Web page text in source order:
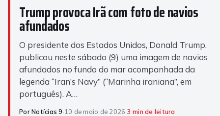
Trump provoca Irã com foto de navios
afundados
O presidente dos Estados Unidos, Donald Trump,
publicou neste sábado (9) uma imagem de navios
afundados no fundo do mar acompanhada da
legenda “Iran’s Navy” (“Marinha iraniana”, em
português). A…
Por Notícias 9·10 de maio de 2026·3 min de leitura